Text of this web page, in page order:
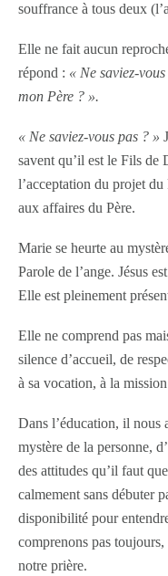
souffrance à tous deux
Elle ne fait aucun
répond : « Ne saviez-
mon Père ? ».
« Ne saviez-vous pas ? »
savent qu’il est le Fils
l’acceptation du projet
aux affaires du Père.
Marie se heurte au
Parole de l’ange. Jésus
Elle est pleinement
Elle ne comprend pas
silence d’accueil, de
à sa vocation, à la
Dans l’éducation, il nous
mystère de la personne,
des attitudes qu’il faut
calmement sans débuter
disponibilité pour
comprenons pas
notre prière.